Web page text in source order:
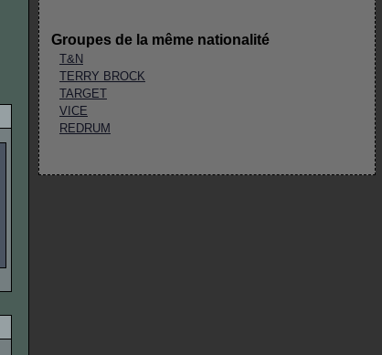
Groupes de la même nationalité
T&N
TERRY BROCK
TARGET
VICE
REDRUM